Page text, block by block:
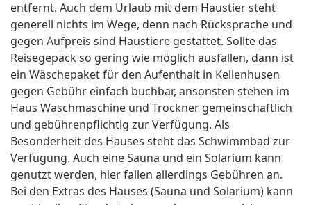
entfernt. Auch dem Urlaub mit dem Haustier steht
generell nichts im Wege, denn nach Rücksprache und
gegen Aufpreis sind Haustiere gestattet. Sollte das
Reisegepäck so gering wie möglich ausfallen, dann ist
ein Wäschepaket für den Aufenthalt in Kellenhusen
gegen Gebühr einfach buchbar, ansonsten stehen im
Haus Waschmaschine und Trockner gemeinschaftlich
und gebührenpflichtig zur Verfügung. Als
Besonderheit des Hauses steht das Schwimmbad zur
Verfügung. Auch eine Sauna und ein Solarium kann
genutzt werden, hier fallen allerdings Gebühren an.
Bei den Extras des Hauses (Sauna und Solarium) kann